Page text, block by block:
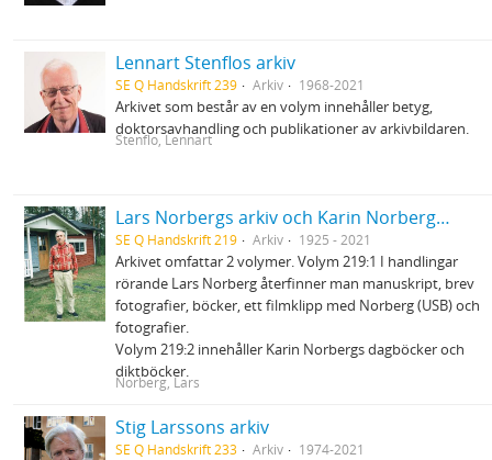
Lennart Stenflos arkiv
SE Q Handskrift 239 Arkiv 1968-2021
Arkivet som består av en volym innehåller betyg,
doktorsavhandling och publikationer av arkivbildaren.
Stenflo, Lennart
Lars Norbergs arkiv och Karin Norbergs arkiv
SE Q Handskrift 219 Arkiv 1925 - 2021
Arkivet omfattar 2 volymer. Volym 219:1 I handlingar
rörande Lars Norberg återfinner man manuskript, brev
fotografier, böcker, ett filmklipp med Norberg (USB) och
fotografier.
Volym 219:2 innehåller Karin Norbergs dagböcker och
diktböcker.
Norberg, Lars
Stig Larssons arkiv
SE Q Handskrift 233 Arkiv 1974-2021